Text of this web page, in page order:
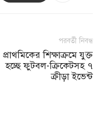
পরবর্তী নিবন্ধ
প্রাথমিকের শিক্ষাক্রমে যুক্ত
হচ্ছে ফুটবল-ক্রিকেটসহ ৭
ক্রীড়া ইভেন্ট